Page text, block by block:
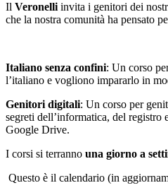
Il Veronelli invita i genitori dei
che la nostra comunità ha pensato
Italiano senza confini: Un corso
l’italiano e vogliono impararlo in
Genitori digitali: Un corso per
segreti dell’informatica, del registro
Google Drive.
I corsi si terranno una giorno a
Questo è il calendario (in